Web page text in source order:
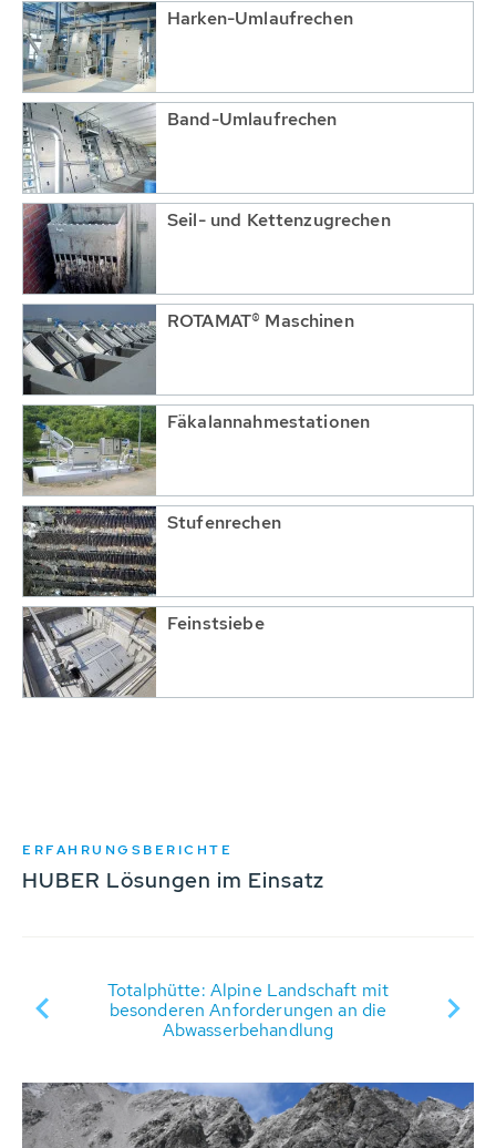
Harken-Umlaufrechen
Band-Umlaufrechen
Seil- und Kettenzugrechen
ROTAMAT® Maschinen
Fäkalannahmestationen
Stufenrechen
Feinstsiebe
ERFAHRUNGSBERICHTE
HUBER Lösungen im Einsatz
Totalphütte: Alpine Landschaft mit
besonderen Anforderungen an die
Abwasserbehandlung